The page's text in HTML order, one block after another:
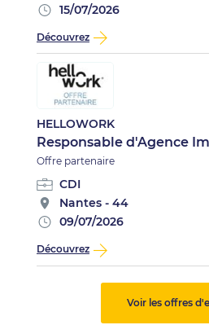
15/07/2026
Découvrez
HELLOWORK
Responsable d'Agence
Offre partenaire
CDI
Nantes - 44
09/07/2026
Découvrez
Voir les offres